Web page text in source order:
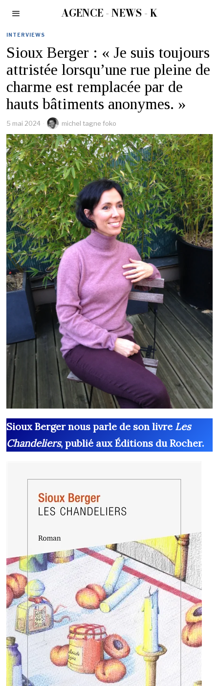
AGENCE - NEWS - K
INTERVIEWS
Sioux Berger : « Je suis toujours
attristée lorsqu’une rue pleine de
charme est remplacée par de
hauts bâtiments anonymes. »
5 mai 2024 michel tagne foko
Sioux Berger nous parle de son livre Les
Chandeliers, publié aux Éditions du Rocher.